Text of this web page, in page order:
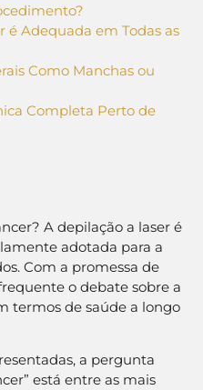
é Adequada em Todas as
Como Manchas ou
Completa Perto de
A depilação a laser é
adotada para a
Com a promessa de
o debate sobre a
termos de saúde a longo
a pergunta
está entre as mais